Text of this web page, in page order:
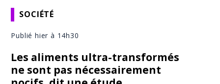
SOCIÉTÉ
Publié hier à 14h30
Les aliments ultra-transformés
ne sont pas nécessairement